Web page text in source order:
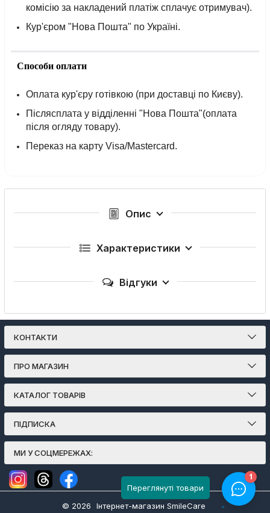
комісію за накладений платіж сплачує отримувач).
Кур'єром "Нова Пошта" по Україні.
Способи оплати
Оплата кур'єру готівкою (при доставці по Києву).
Післясплата у відділенні "Нова Пошта"(оплата
після огляду товару).
Переказ на карту Visa/Mastercard.
Опис
Характеристики
Відгуки
Переглянуті товари
КОНТАКТИ
ПРО МАГАЗИН
КАТАЛОГ ТОВАРІВ
ПІДПИСКА
МИ У СОЦМЕРЕЖАХ:
© 2026 Інтернет-магазин SmileCare